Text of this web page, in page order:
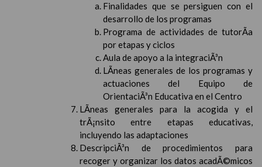
Finalidades que se persiguen con el
desarrollo de los programas
Programa de actividades de tutorÃ­a
por etapas y ciclos
Aula de apoyo a la integraciÃ³n
LÃ­neas generales de los programas y
actuaciones del Equipo de
OrientaciÃ³n Educativa en el Centro
LÃ­neas generales para la acogida y el
trÃ¡nsito entre etapas educativas,
incluyendo las adaptaciones
DescripciÃ³n de procedimientos para
recoger y organizar los datos acadÃ©micos